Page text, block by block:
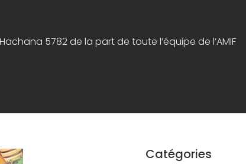
5782 de la part de toute l’équipe de l’AMIF
Catégories